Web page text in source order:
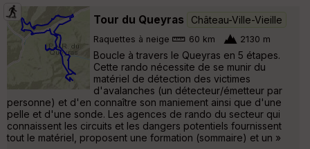
Tour du Queyras Château-Ville-Vieille
Raquettes à neige 60 km 2130 m
Boucle à travers le Queyras en 5 étapes.
Cette rando nécessite de se munir du
matériel de détection des victimes
d'avalanches (un détecteur/émetteur par
personne) et d'en connaître son maniement ainsi que d'une
pelle et d'une sonde. Les agences de rando du secteur qui
connaissent les circuits et les dangers potentiels fournissent
tout le matériel, proposent une formation (sommaire) et un »